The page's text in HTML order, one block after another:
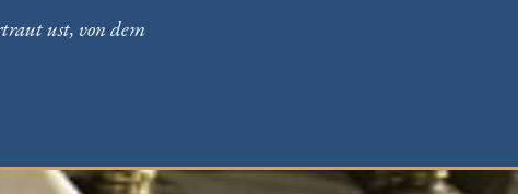
ust, von dem